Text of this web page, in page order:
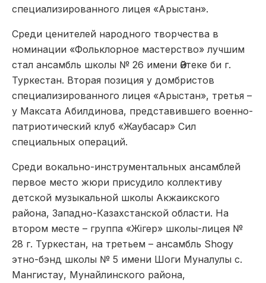
специализированного лицея «Арыстан».
Среди ценителей народного творчества в
номинации «Фольклорное мастерство» лучшим
стал ансамбль школы № 26 имени Әйтеке би г.
Туркестан. Вторая позиция у домбристов
специализированного лицея «Арыстан», третья –
у Максата Абилдинова, представившего военно-
патриотический клуб «Жаубасар» Сил
специальных операций.
Среди вокально-инструментальных ансамблей
первое место жюри присудило коллективу
детской музыкальной школы Акжаикского
района, Западно-Казахстанской области. На
втором месте – группа «Жігер» школы-лицея №
28 г. Туркестан, на третьем – ансамбль Shogy
этно-бэнд школы № 5 имени Шоги Муналулы с.
Мангистау, Мунайлинского района,